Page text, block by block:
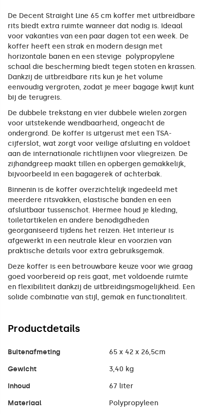
De Decent Straight Line 65 cm koffer met uitbreidbare
rits biedt extra ruimte wanneer dat nodig is. Ideaal
voor vakanties van een paar dagen tot een week. De
koffer heeft een strak en modern design met
horizontale banen en een stevige polypropylene
schaal die bescherming biedt tegen stoten en krassen.
Dankzij de uitbreidbare rits kun je het volume
eenvoudig vergroten, zodat je meer bagage kwijt kunt
bij de terugreis.
De dubbele trekstang en vier dubbele wielen zorgen
voor uitstekende wendbaarheid, ongeacht de
ondergrond. De koffer is uitgerust met een TSA-
cijferslot, wat zorgt voor veilige afsluiting en voldoet
aan de internationale richtlijnen voor vliegreizen. De
zijhandgreep maakt tillen en opbergen gemakkelijk,
bijvoorbeeld in een bagagerek of achterbak.
Binnenin is de koffer overzichtelijk ingedeeld met
meerdere ritsvakken, elastische banden en een
afsluitbaar tussenschot. Hiermee houd je kleding,
toiletartikelen en andere benodigdheden
georganiseerd tijdens het reizen. Het interieur is
afgewerkt in een neutrale kleur en voorzien van
praktische details voor extra gebruiksgemak.
Deze koffer is een betrouwbare keuze voor wie graag
goed voorbereid op reis gaat, met voldoende ruimte
en flexibiliteit dankzij de uitbreidingsmogelijkheid. Een
solide combinatie van stijl, gemak en functionaliteit.
Productdetails
Buitenafmeting 65 x 42 x 26,5cm
Gewicht 3,40 kg
Inhoud 67 liter
Materiaal Polypropyleen